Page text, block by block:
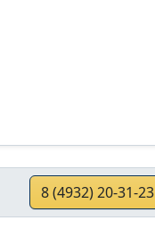
8 (4932) 20-31-23